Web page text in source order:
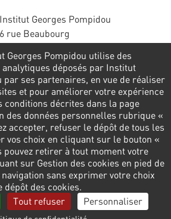
Institut Georges Pompidou
6 rue Beaubourg
Tél. : 01 44 78 41 22
contact
DE CONTACT
Gestion des cookies
Georges Pompidou utilise des
déposés par Institut
par ses partenaires, en vue de réaliser
et pour améliorer votre expérience
conditions décrites dans la page
des données personnelles rubrique «
accepter, refuser le dépôt de tous les
vos choix en cliquant sur le bouton «
pouvez retirer à tout moment votre
sur Gestion des cookies en pied de
sans exprimer votre choix
dépôt des cookies.
Tout refuser Personnaliser